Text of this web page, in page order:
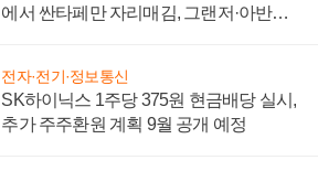
에서 싼타페만 자리매김, 그랜저·아반떼
전자·전기·정보통신
SK하이닉스 1주당 375원 현금배당 실시,
추가 주주환원 계획 9월 공개 예정